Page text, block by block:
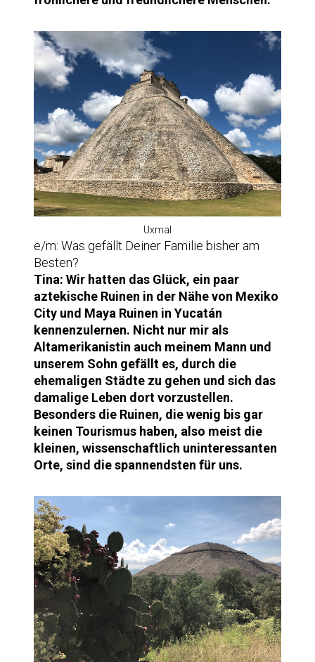
Uxmal
e/m: Was gefällt Deiner Familie bisher am
Besten?
Tina: Wir hatten das Glück, ein paar
aztekische Ruinen in der Nähe von Mexiko
City und Maya Ruinen in Yucatán
kennenzulernen. Nicht nur mir als
Altamerikanistin auch meinem Mann und
unserem Sohn gefällt es, durch die
ehemaligen Städte zu gehen und sich das
damalige Leben dort vorzustellen.
Besonders die Ruinen, die wenig bis gar
keinen Tourismus haben, also meist die
kleinen, wissenschaftlich uninteressanten
Orte, sind die spannendsten für uns.